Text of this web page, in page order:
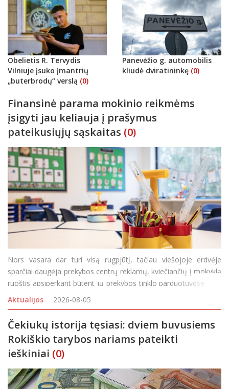
Obelietis R. Tervydis
Vilniuje įsuko įmantrių
„buterbrodų“ verslą (0)
Panevėžio g. automobilis
kliudė dviratininkę (0)
Finansinė parama mokinio reikmėms
įsigyti jau keliauja į prašymus
pateikusiųjų sąskaitas (0)
Nors vasara dar turi visą rugpjūtį, tačiau viešojoje erdvėje
sparčiai daugėja prekybos centrų reklamų, kviečiančių į mokyklą
ruoštis apsiperkant būtent jų prekybos tinklo parduotuvėse. Tad
nori, nenori vaikai ir tėveliai ima galvoti ir skaičiuoti, ko ir kiek
reikės įsigyti, kad rugsėjo
Aktualijos 2026-08-05
Čekiukų istorija tęsiasi: dviem buvusiems
Rokiškio tarybos nariams pateikti
ieškiniai (0)